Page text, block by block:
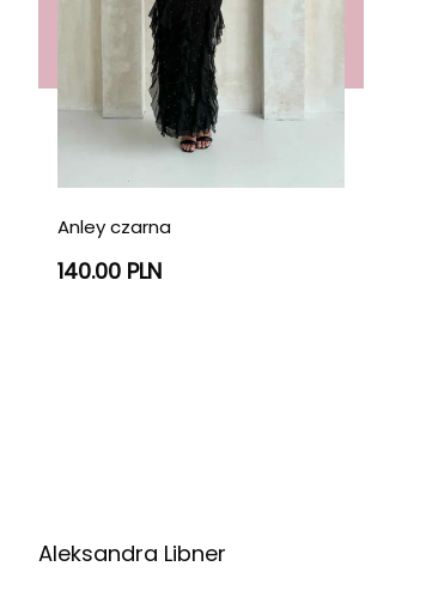
Anley czarna
140.00 PLN
Aleksandra Libner